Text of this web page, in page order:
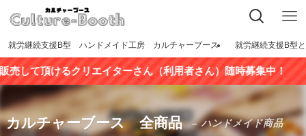
就労継続支援B型 ハンドメイド工房 カルチャーブース 就労継続支援B型
けるクリエイターさん（利用者さん）随時募集中！
カルチャーブース 全商品
– ハンドメイド商品